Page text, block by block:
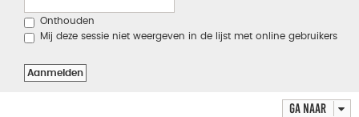
Onthouden
Mij deze sessie niet weergeven in de lijst met online gebruikers
Ga naar